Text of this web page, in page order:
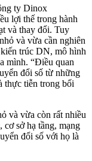
ty Dinox
lợi thế trong hành
và thay đổi. Tuy
và vừa cần nghiên
trúc DN, mô hình
mình. “Điều quan
đổi số từ những
thực tiễn trong bối
và vừa còn rất nhiều
sở hạ tầng, mạng
đổi số với họ là